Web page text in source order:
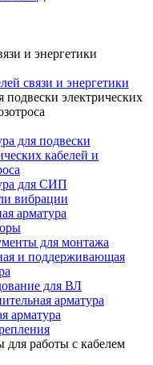
и энергетики
связи и энергетики
подвески электрических
для подвески
кабелей и
для СИП
вибрации
арматура
для монтажа
и поддерживающая
для ВЛ
арматура
арматура
для работы с кабелем